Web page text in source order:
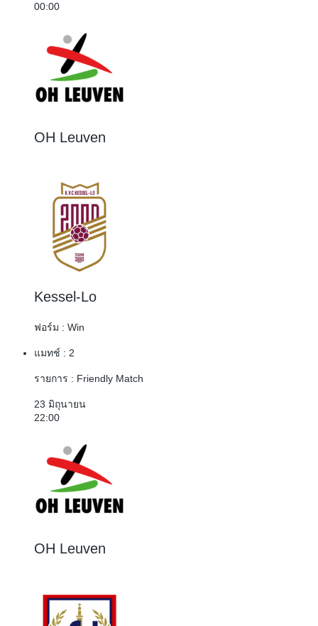
00:00
OH Leuven
Kessel-Lo
ฟอร์ม : Win
แมทช์ : 2
รายการ : Friendly Match
23 มิถุนายน
22:00
OH Leuven